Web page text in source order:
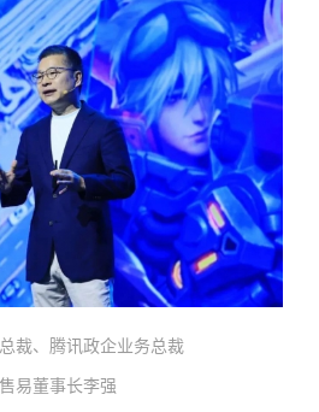
裁、腾讯政企业务总裁
易董事长李强